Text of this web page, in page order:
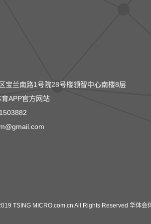
宝兰南路1号院28号楼领智中心南楼8层
APP官方网站
TSING MICRO.com.cn All Rights Reserved 华体会